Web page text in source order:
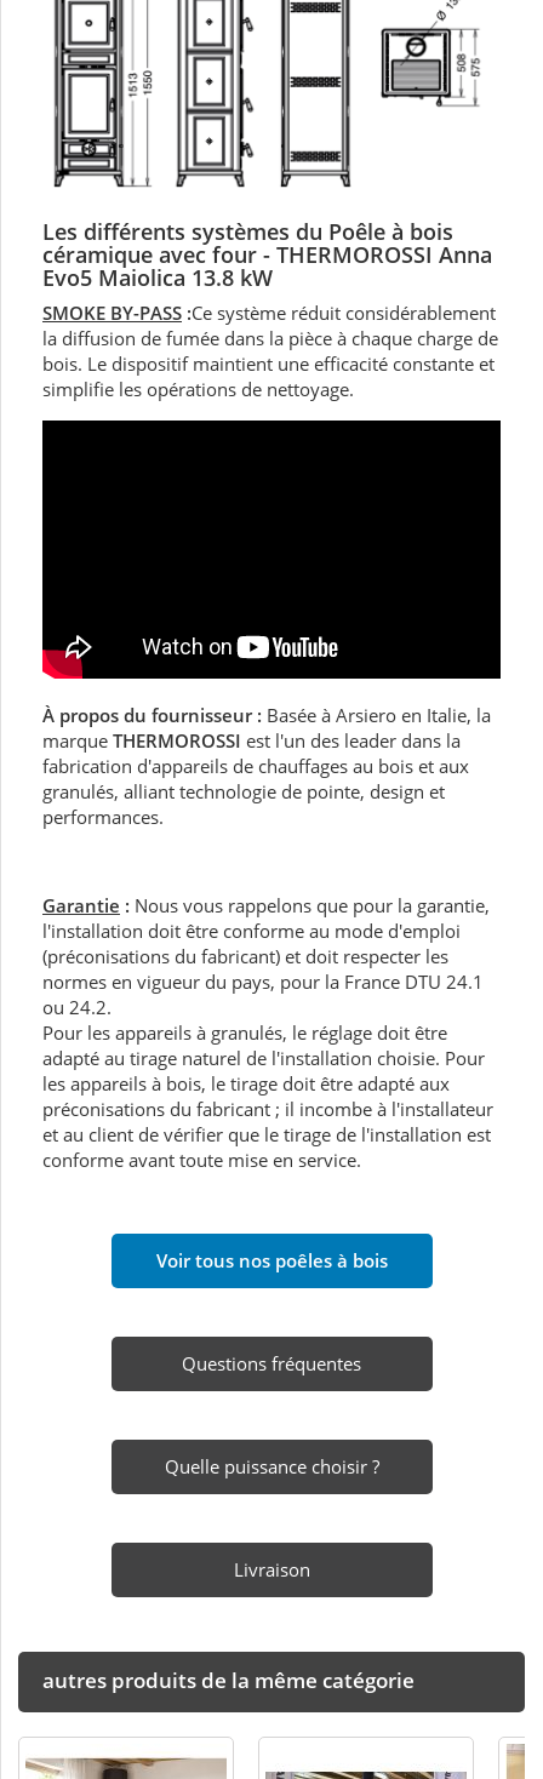
Les différents systèmes du Poêle à bois
céramique avec four - THERMOROSSI Anna
Evo5 Maiolica 13.8 kW
SMOKE BY-PASS :Ce système réduit considérablement
la diffusion de fumée dans la pièce à chaque charge de
bois. Le dispositif maintient une efficacité constante et
simplifie les opérations de nettoyage.
À propos du fournisseur : Basée à Arsiero en Italie, la
marque THERMOROSSI est l'un des leader dans la
fabrication d'appareils de chauffages au bois et aux
granulés, alliant technologie de pointe, design et
performances.
Garantie : Nous vous rappelons que pour la garantie,
l'installation doit être conforme au mode d'emploi
(préconisations du fabricant) et doit respecter les
normes en vigueur du pays, pour la France DTU 24.1
ou 24.2.
Pour les appareils à granulés, le réglage doit être
adapté au tirage naturel de l'installation choisie. Pour
les appareils à bois, le tirage doit être adapté aux
préconisations du fabricant ; il incombe à l'installateur
et au client de vérifier que le tirage de l'installation est
conforme avant toute mise en service.
Voir tous nos poêles à bois
Questions fréquentes
Quelle puissance choisir ?
Livraison
autres produits de la même catégorie